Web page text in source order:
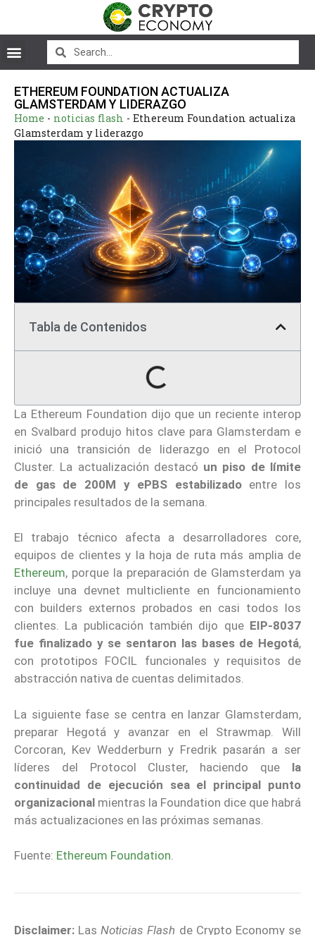
ETHEREUM FOUNDATION ACTUALIZA
GLAMSTERDAM Y LIDERAZGO
Home - noticias flash - Ethereum Foundation actualiza
Glamsterdam y liderazgo
Tabla de Contenidos
La Ethereum Foundation dijo que un reciente interop
en Svalbard produjo hitos clave para Glamsterdam e
inició una transición de liderazgo en el Protocol
Cluster. La actualización destacó un piso de límite
de gas de 200M y ePBS estabilizadoentre los
principales resultados de la semana.
El trabajo técnico afecta a desarrolladores core,
equipos de clientes y la hoja de ruta más amplia de
Ethereum, porque la preparación de Glamsterdam ya
incluye una devnet multicliente en funcionamiento
con builders externos probados en casi todos los
clientes. La publicación también dijo que EIP-8037
fue finalizado y se sentaron las bases de Hegotá,
con prototipos FOCIL funcionales y requisitos de
abstracción nativa de cuentas delimitados.
La siguiente fase se centra en lanzar Glamsterdam,
preparar Hegotá y avanzar en el Strawmap. Will
Corcoran, Kev Wedderburn y Fredrik pasarán a ser
líderes del Protocol Cluster, haciendo que la
continuidad de ejecución sea el principal punto
organizacional mientras la Foundation dice que habrá
más actualizaciones en las próximas semanas.
Fuente: Ethereum Foundation.
Disclaimer: LasNoticias Flash de Crypto Economy se